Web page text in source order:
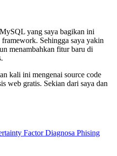
yang saya bagikan ini
Sehingga saya yakin
menambahkan fitur baru di
kali ini mengenai source code
web gratis. Sekian dari saya dan